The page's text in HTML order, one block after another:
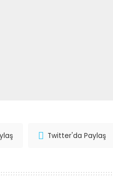
Twitter'da Paylaş